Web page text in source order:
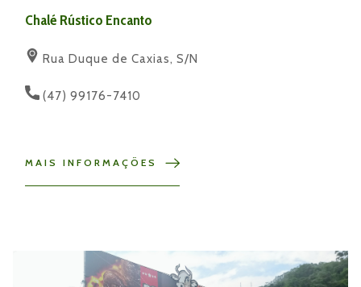
Chalé Rústico Encanto
Rua Duque de Caxias, S/N
(47) 99176-7410
MAIS INFORMAÇÕES